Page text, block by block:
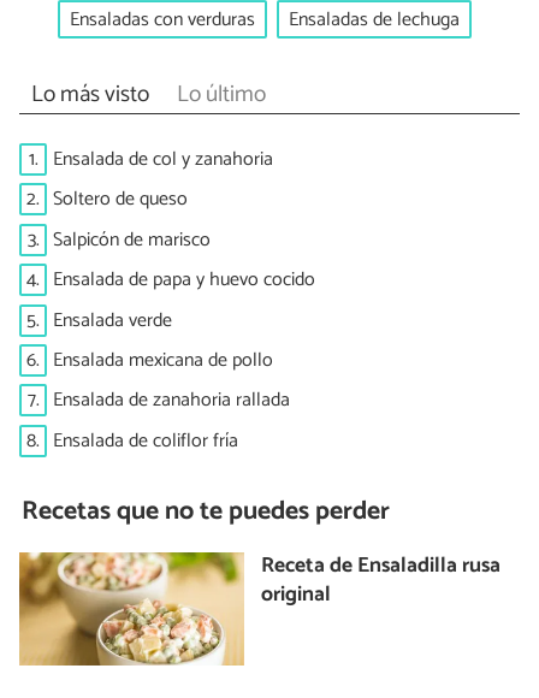
Ensaladas con verduras
Ensaladas de lechuga
Lo más visto Lo último
1. Ensalada de col y zanahoria
2. Soltero de queso
3. Salpicón de marisco
4. Ensalada de papa y huevo cocido
5. Ensalada verde
6. Ensalada mexicana de pollo
7. Ensalada de zanahoria rallada
8. Ensalada de coliflor fría
Recetas que no te puedes perder
Receta de Ensaladilla rusa
original